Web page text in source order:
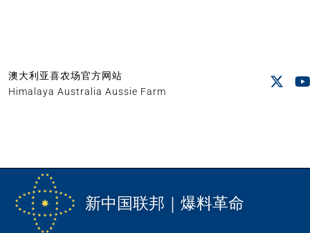
澳大利亚喜农场官方网站
Himalaya Australia Aussie Farm
新中国联邦｜爆料革命